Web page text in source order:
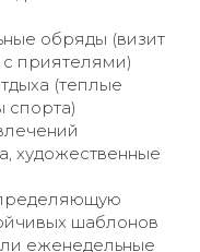
обряды (визит
с приятелями)
(теплые
спорта)
художественные
шаблонов
еженедельные